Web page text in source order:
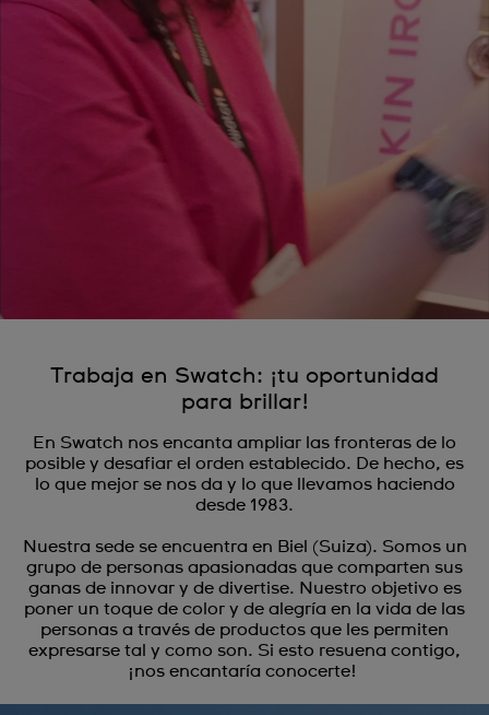
Trabaja en Swatch: ¡tu oportunidad
para brillar!
En Swatch nos encanta ampliar las fronteras de lo
posible y desafiar el orden establecido. De hecho, es
lo que mejor se nos da y lo que llevamos haciendo
desde 1983.
Nuestra sede se encuentra en Biel (Suiza). Somos un
grupo de personas apasionadas que comparten sus
ganas de innovar y de divertise. Nuestro objetivo es
poner un toque de color y de alegría en la vida de las
personas a través de productos que les permiten
expresarse tal y como son. Si esto resuena contigo,
¡nos encantaría conocerte!